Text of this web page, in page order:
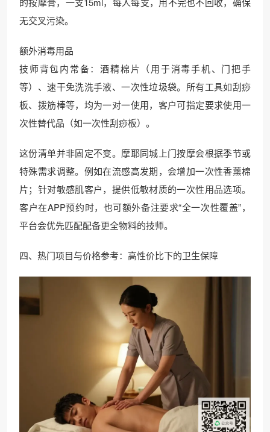
无交叉污染。
额外消毒用品
技师背包内常备：酒精棉片（用于消毒手机、门把手
等）、速干免洗洗手液、一次性垃圾袋。所有工具如刮痧
板、拨筋棒等，均为一对一使用，客户可指定要求使用一
次性替代品（如一次性刮痧板）。
这份清单并非固定不变。摩耶同城上门按摩会根据季节或
特殊需求调整。例如在流感高发期，会增加一次性香薰棉
片；针对敏感肌客户，提供低敏材质的一次性用品选项。
客户在APP预约时，也可额外备注要求“全一次性覆盖”，
平台会优先匹配配备更全物料的技师。
四、热门项目与价格参考：高性价比下的卫生保障